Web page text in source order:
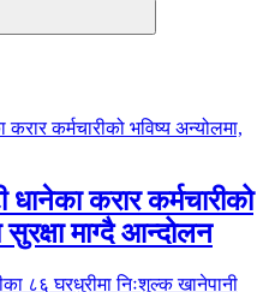
करार कर्मचारीको
माग्दै आन्दोलन